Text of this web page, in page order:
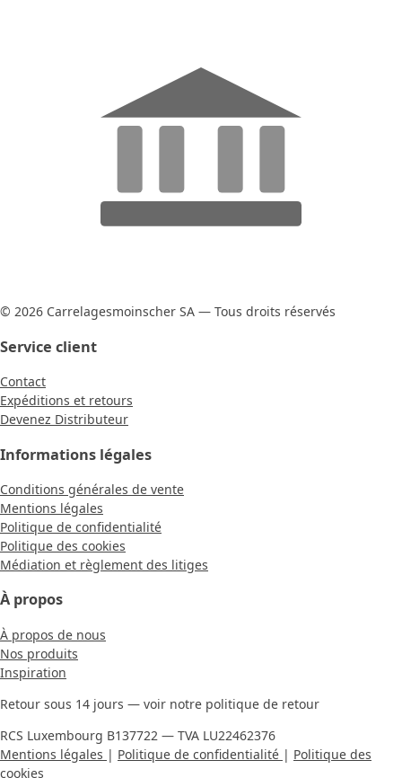
© 2026 Carrelagesmoinscher SA — Tous droits réservés
Service client
Contact
Expéditions et retours
Devenez Distributeur
Informations légales
Conditions générales de vente
Mentions légales
Politique de confidentialité
Politique des cookies
Médiation et règlement des litiges
À propos
À propos de nous
Nos produits
Inspiration
Retour sous 14 jours — voir notre politique de retour
RCS Luxembourg B137722 — TVA LU22462376
Mentions légales | Politique de confidentialité | Politique des
cookies